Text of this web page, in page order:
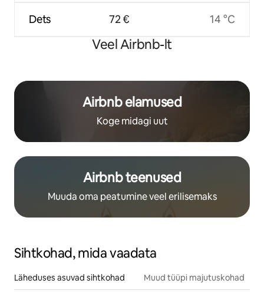
Dets 72 € 14 °C
Veel Airbnb-lt
Airbnb elamused
Koge midagi uut
Airbnb teenused
Muuda oma peatumine veel erilisemaks
Sihtkohad, mida vaadata
Läheduses asuvad sihtkohad Muud tüüpi majutuskohad